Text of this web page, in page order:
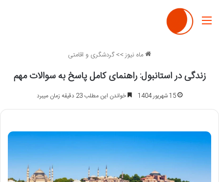
منو
ماه نیوز>>گردشگری و اقامتی
زندگی در استانبول: راهنمای کامل پاسخ به سوالات مهم
15 شهریور 1404 خواندن این مطلب 23 دقیقه زمان میبرد